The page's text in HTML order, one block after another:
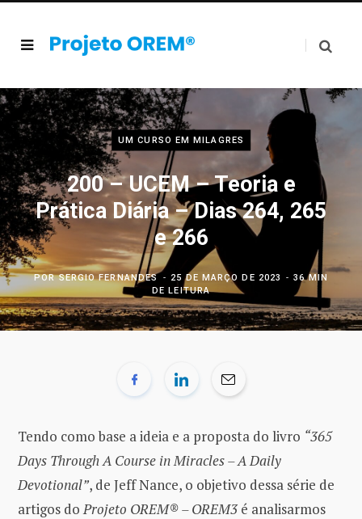
UM CURSO EM MILAGRES
200 – UCEM – Teoria e
Prática Diária – Dias 264, 265
e 266
PORSERGIO FERNANDES 25 DE MARÇO DE 2023
36 MIN
DE LEITURA
Tendo como base a ideia e a proposta do livro “365
Days Through A Course in Miracles – A Daily
Devotional”, de Jeff Nance, o objetivo dessa série de
artigos doProjeto OREM® – OREM3 é analisarmos